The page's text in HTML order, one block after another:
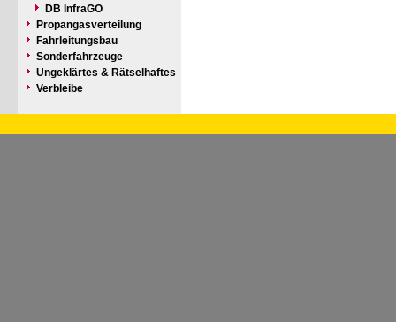
DB InfraGO
Propangasverteilung
Fahrleitungsbau
Sonderfahrzeuge
Ungeklärtes & Rätselhaftes
Verbleibe